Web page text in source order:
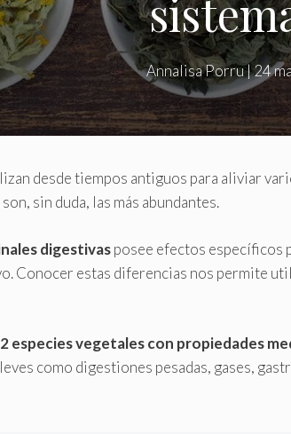
Annalisa Porru|24
desde tiempos antiguos para aliviar
sin duda, las más abundantes.
digestivasposee efectos específicos
Conocer estas diferencias nos permite
especies vegetales con propiedades
leves como digestiones pesadas, gases,